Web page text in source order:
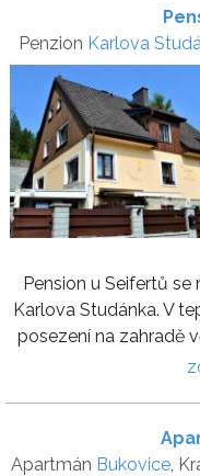
Penzion Karlova
Pension u Seifertů
Karlova Studánka. V
posezení na zahradě
Apartmán Bukovice,